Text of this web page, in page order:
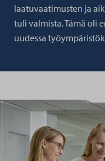
laatuvaatimusten ja
tuli valmista. Tämä oli
uudessa